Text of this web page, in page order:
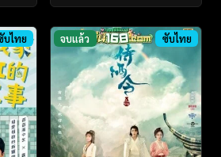
บไทย จบแล้ว ซับไทย